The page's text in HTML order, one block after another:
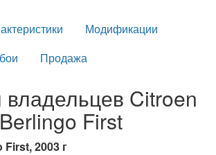
Модификации
Продажа
Citroen
Berlingo First
2003 г